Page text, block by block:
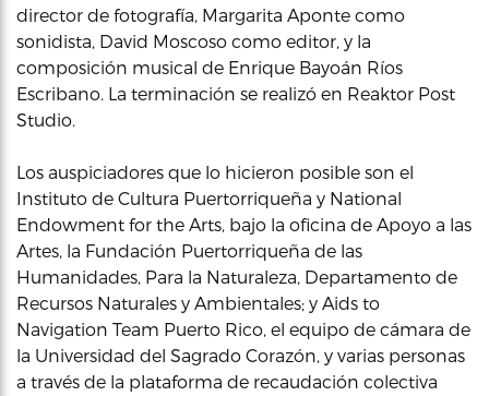
director de fotografía, Margarita Aponte como
sonidista, David Moscoso como editor, y la
composición musical de Enrique Bayoán Ríos
Escribano. La terminación se realizó en Reaktor Post
Studio.
Los auspiciadores que lo hicieron posible son el
Instituto de Cultura Puertorriqueña y National
Endowment for the Arts, bajo la oficina de Apoyo a las
Artes, la Fundación Puertorriqueña de las
Humanidades, Para la Naturaleza, Departamento de
Recursos Naturales y Ambientales; y Aids to
Navigation Team Puerto Rico, el equipo de cámara de
la Universidad del Sagrado Corazón, y varias personas
a través de la plataforma de recaudación colectiva